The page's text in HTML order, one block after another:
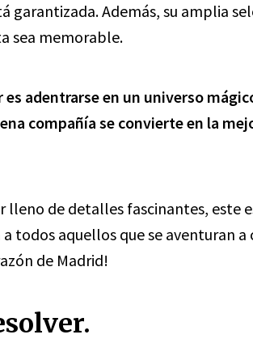
Además, su amplia
sea memorable.
adentrarse en un universo
compañía se convierte en la
lleno de detalles fascinantes, este
todos aquellos que se aventuran a
de Madrid!